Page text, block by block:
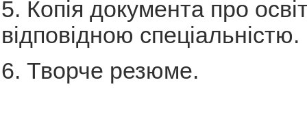
5. Копія документа про
відповідною спеціальністю.
6. Творче резюме.